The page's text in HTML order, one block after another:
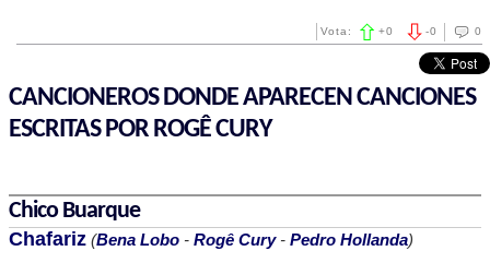
0
-0
Vota: +0
CANCIONEROS DONDE APARECEN CANCIONES
ESCRITAS POR ROGÊ CURY
Chico Buarque
Chafariz (Bena Lobo - Rogê Cury- Pedro Hollanda)